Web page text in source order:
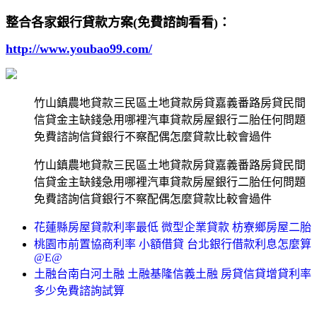
整合各家銀行貸款方案(免費諮詢看看)：
http://www.youbao99.com/
竹山鎮農地貸款三民區土地貸款房貸嘉義番路房貸民間
信貸金主缺錢急用哪裡汽車貸款房屋銀行二胎任何問題
免費諮詢信貸銀行不察配偶怎麼貸款比較會過件
竹山鎮農地貸款三民區土地貸款房貸嘉義番路房貸民間
信貸金主缺錢急用哪裡汽車貸款房屋銀行二胎任何問題
免費諮詢信貸銀行不察配偶怎麼貸款比較會過件
花蓮縣房屋貸款利率最低 微型企業貸款 枋寮鄉房屋二胎
桃園市前置協商利率 小額借貸 台北銀行借款利息怎麼算
@E@
土融台南白河土融 土融基隆信義土融 房貸信貸增貸利率
多少免費諮詢試算